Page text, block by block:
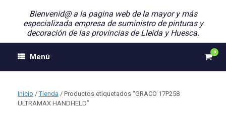
Bienvenid@ a la pagina web de la mayor y más
especializada empresa de suministro de pinturas y
decoración de las provincias de Lleida y Huesca.
Menú
Ver
0
Inicio /Tienda / Productos etiquetados “GRACO 17P258
ULTRAMAX HANDHELD”